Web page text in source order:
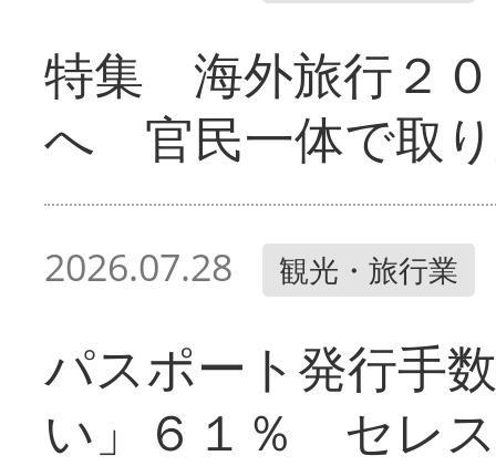
特集 海外旅行２
へ 官民一体で取
2026.07.28 観光・旅行業
パスポート発行手
い」６１％ セレ